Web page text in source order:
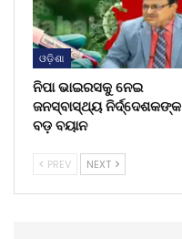
ଓଡ଼ିଶା
ନିପା ଭାଇରସକୁ ନେଇ
ଜନସ୍ବାସ୍ଥ୍ୟ ନିର୍ଦ୍ଦେଶକଙ୍କ
ବଡ଼ ବୟାନ
PREV NEXT